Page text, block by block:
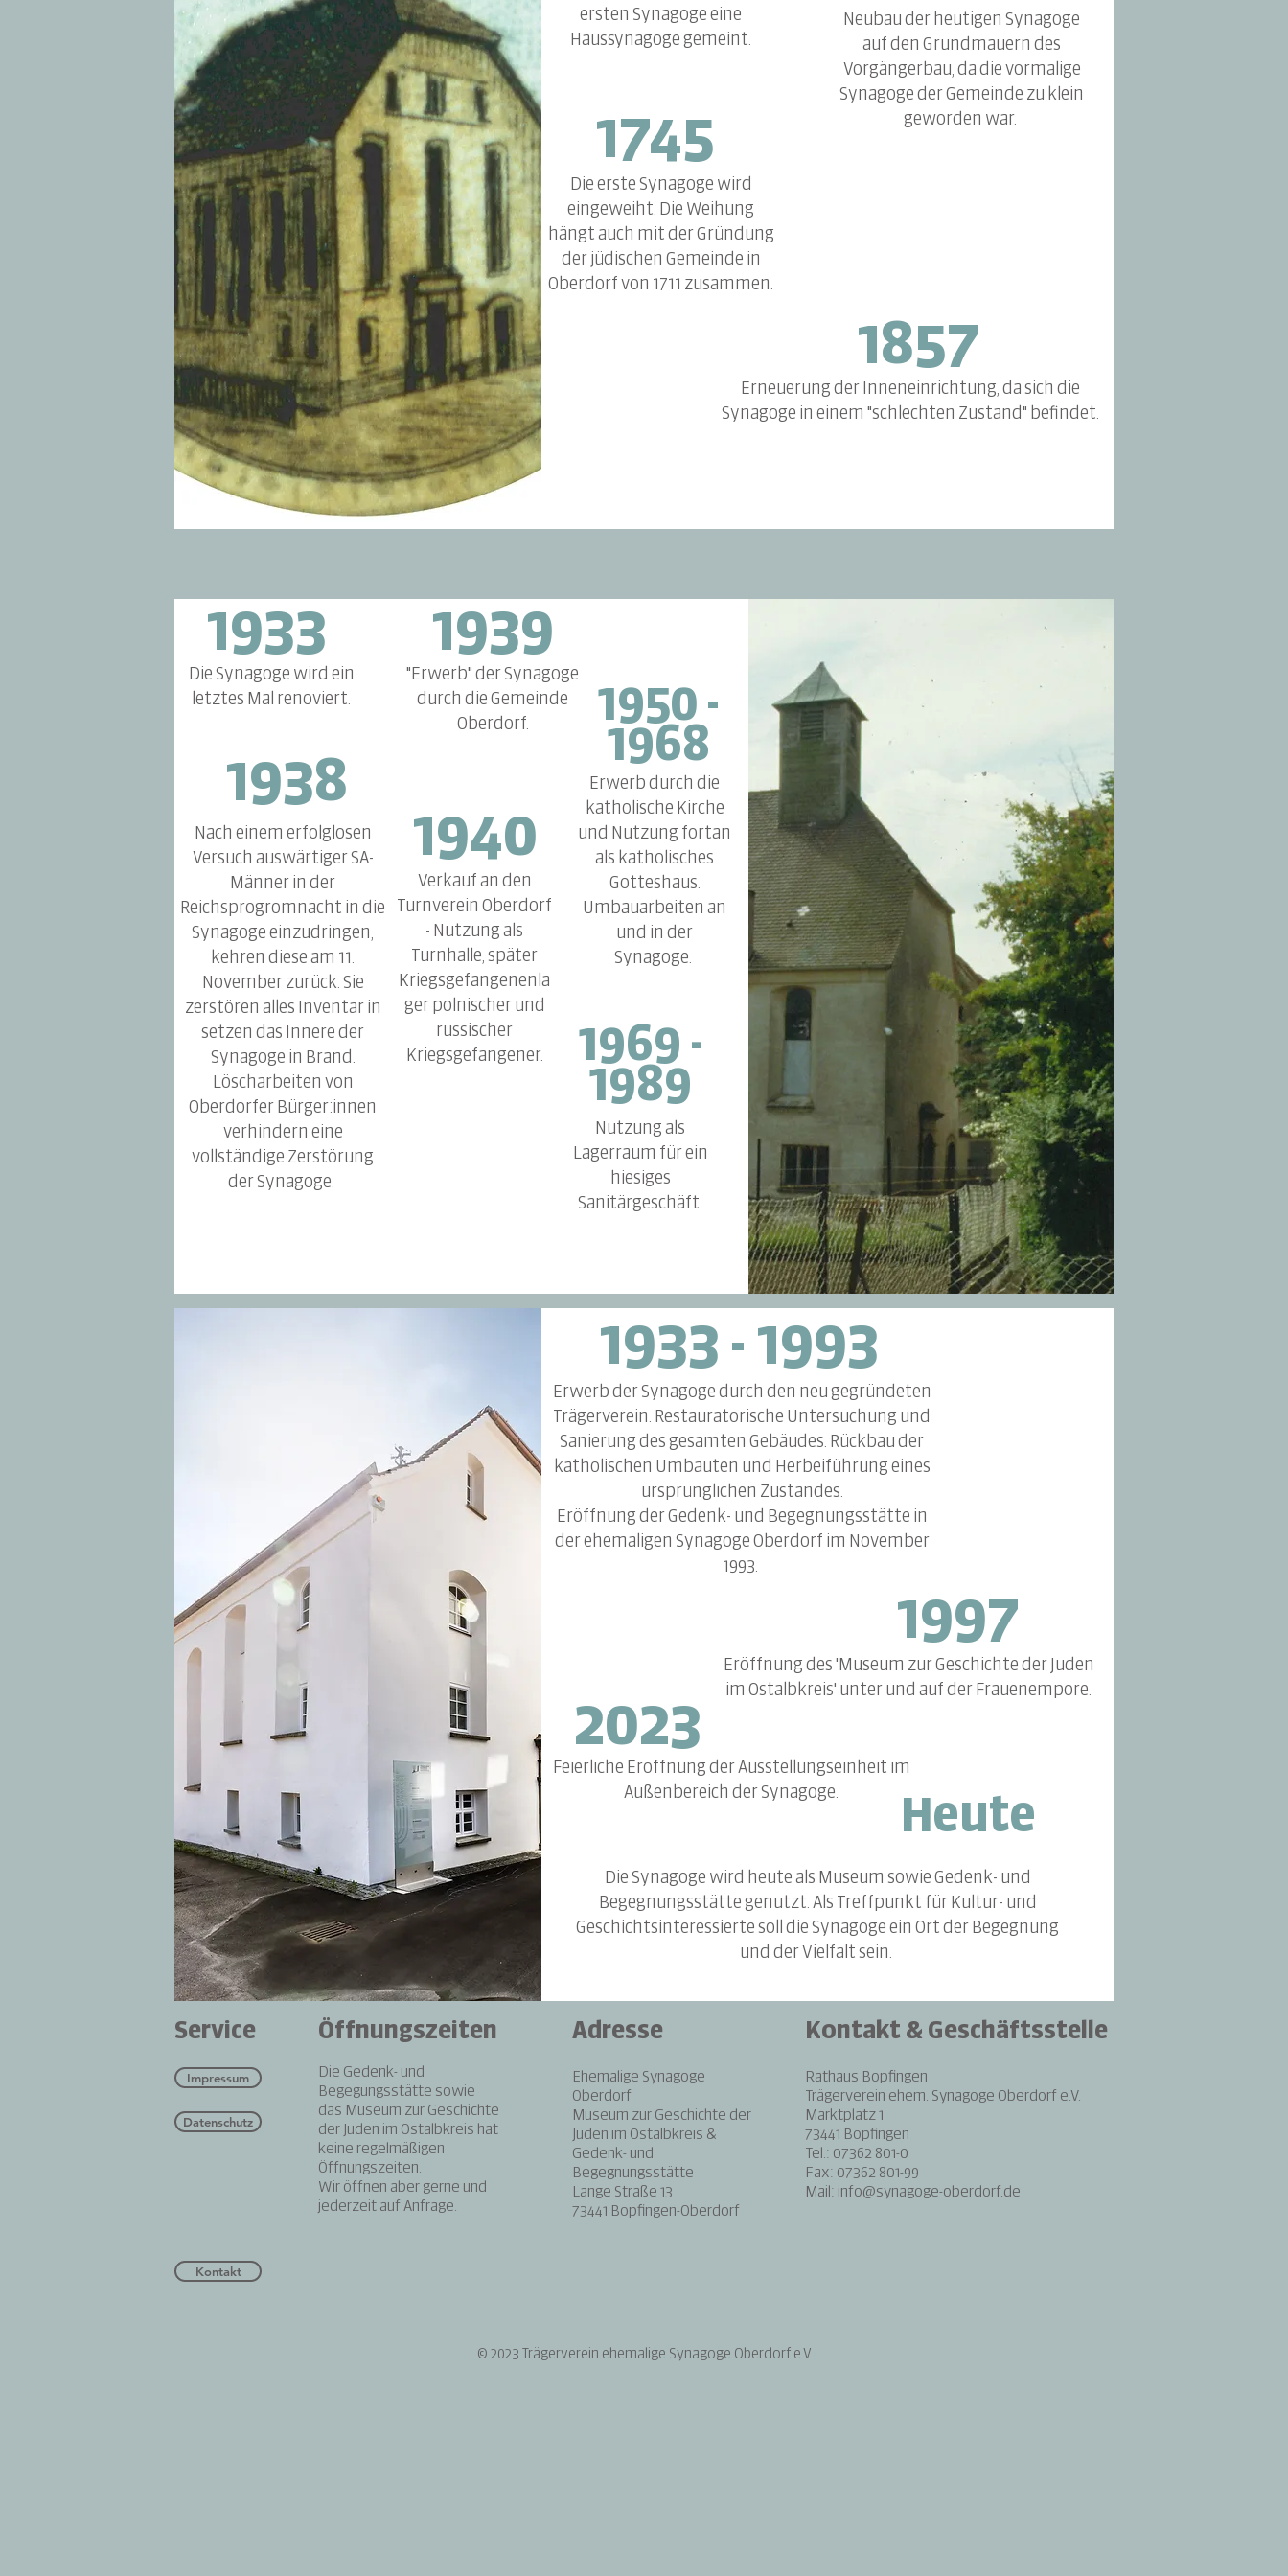
ersten Synagoge eine
Haussynagoge gemeint.
1745
Die erste Synagoge wird
eingeweiht. Die Weihung
hängt auch mit der Gründung
der jüdischen Gemeinde in
Oberdorf von 1711 zusammen.
Neubau der heutigen Synagoge
auf den Grundmauern des
Vorgängerbau, da die vormalige
Synagoge der Gemeinde zu klein
geworden war.
1857
Erneuerung der Inneneinrichtung, da sich die
Synagoge in einem "schlechten Zustand" befindet.
1933 1939
Die Synagoge wird ein
letztes Mal renoviert.
"Erwerb" der Synagoge
durch die Gemeinde
Oberdorf.
1950 -
1968
Erwerb durch die
katholische Kirche
und Nutzung fortan
als katholisches
Gotteshaus.
Umbauarbeiten an
und in der
Synagoge.
1938
Nach einem erfolglosen
Versuch auswärtiger SA-
Männer in der
Reichsprogromnacht in die
Synagoge einzudringen,
kehren diese am 11.
November zurück. Sie
zerstören alles Inventar in
setzen das Innere der
Synagoge in Brand.
Löscharbeiten von
Oberdorfer Bürger:innen
verhindern eine
vollständige Zerstörung
der Synagoge.
1940
Verkauf an den
Turnverein Oberdorf
- Nutzung als
Turnhalle, später
Kriegsgefangenenla
ger polnischer und
russischer
Kriegsgefangener.
1969 -
1989
Nutzung als
Lagerraum für ein
hiesiges
Sanitärgeschäft.
1933 - 1993
Erwerb der Synagoge durch den neu gegründeten
Trägerverein. Restauratorische Untersuchung und
Sanierung des gesamten Gebäudes. Rückbau der
katholischen Umbauten und Herbeiführung eines
ursprünglichen Zustandes.
Eröffnung der Gedenk- und Begegnungsstätte in
der ehemaligen Synagoge Oberdorf im November
1993.
1997
Eröffnung des 'Museum zur Geschichte der Juden
im Ostalbkreis' unter und auf der Frauenempore.
2023
Feierliche Eröffnung der Ausstellungseinheit im
Außenbereich der Synagoge.
Die Synagoge wird heute als Museum sowie Gedenk- und
Begegnungsstätte genutzt. Als Treffpunkt für Kultur- und
Geschichtsinteressierte soll die Synagoge ein Ort der Begegnung
und der Vielfalt sein.
Heute
Service
Impressum
Datenschutz
Öffnungszeiten
Die Gedenk- und
Begegungsstätte sowie
das Museum zur Geschichte
der Juden im Ostalbkreis hat
keine regelmäßigen
Öffnungszeiten.
Wir öffnen aber gerne und
jederzeit auf Anfrage.
Adresse
Ehemalige Synagoge
Oberdorf
Museum zur Geschichte der
Juden im Ostalbkreis &
Gedenk- und
Begegnungsstätte
Lange Straße 13
73441 Bopfingen-Oberdorf
Kontakt & Geschäftsstelle
Rathaus Bopfingen
Trägerverein ehem. Synagoge Oberdorf e.V.
Marktplatz 1
73441 Bopfingen
Tel.: 07362 801-0
Fax: 07362 801-99
Mail: info@synagoge-oberdorf.de
Kontakt
© 2023 Trägerverein ehemalige Synagoge Oberdorf e.V.